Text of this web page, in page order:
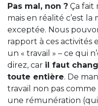
Pas mal, non ? Ça fait
mais en réalité c’est
exceptée. Nous
rapport à ces activités
un « travail » – ce qui
direz, car il faut
toute entière. De
travail non pas
une rémunération